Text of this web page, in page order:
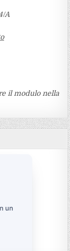
A
il modulo nella
un